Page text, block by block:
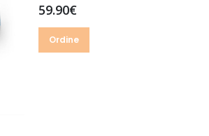
59.90€
Ordine